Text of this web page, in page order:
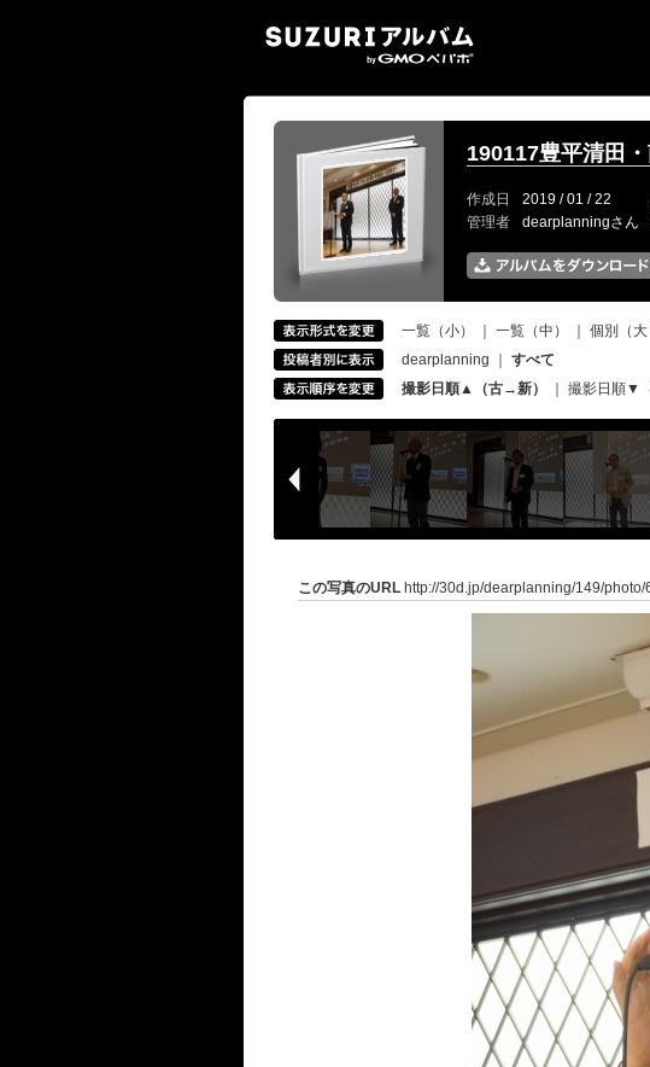
190117豊平清田
作成日 2019 / 01 / 22
管理者
dearplanningさん
一覧（小） 一覧（中） 個別（大
dearplanning
すべて
撮影日順▲（古→新）
撮影日順▼
この写真のURL http://30d.jp/dearplanning/149/photo/